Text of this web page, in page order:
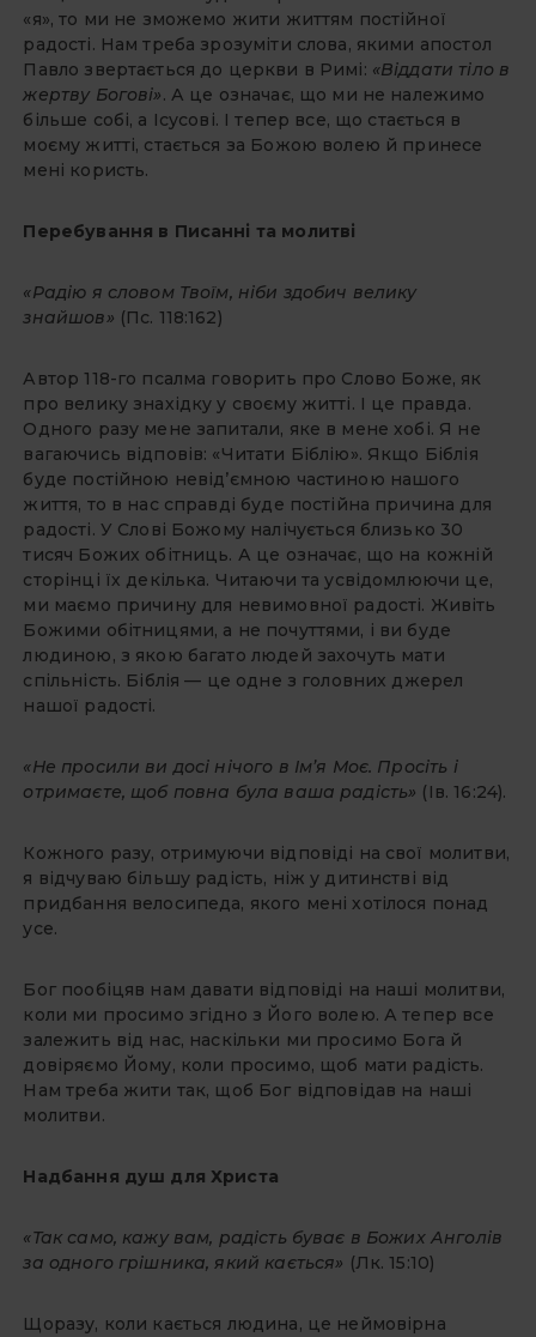
«я», то ми не зможемо жити життям постійної
радості. Нам треба зрозуміти слова, якими апостол
Павло звертається до церкви в Римі: «Віддати тіло в
жертву Богові». А це означає, що ми не належимо
більше собі, а Ісусові. І тепер все, що стається в
моєму житті, стається за Божою волею й принесе
мені користь.
Перебування в Писанні та молитві
«Радію я словом Твоїм, ніби здобич велику
знайшов» (Пс. 118:162)
Автор 118-го псалма говорить про Слово Боже, як
про велику знахідку у своєму житті. І це правда.
Одного разу мене запитали, яке в мене хобі. Я не
вагаючись відповів: «Читати Біблію». Якщо Біблія
буде постійною невід’ємною частиною нашого
життя, то в нас справді буде постійна причина для
радості. У Слові Божому налічується близько 30
тисяч Божих обітниць. А це означає, що на кожній
сторінці їх декілька. Читаючи та усвідомлюючи це,
ми маємо причину для невимовної радості. Живіть
Божими обітницями, а не почуттями, і ви буде
людиною, з якою багато людей захочуть мати
спільність. Біблія — це одне з головних джерел
нашої радості.
«Не просили ви досі нічого в Ім’я Моє. Просіть і
отримаєте, щоб повна була ваша радість» (Ів. 16:24).
Кожного разу, отримуючи відповіді на свої молитви,
я відчуваю більшу радість, ніж у дитинстві від
придбання велосипеда, якого мені хотілося понад
усе.
Бог пообіцяв нам давати відповіді на наші молитви,
коли ми просимо згідно з Його волею. А тепер все
залежить від нас, наскільки ми просимо Бога й
довіряємо Йому, коли просимо, щоб мати радість.
Нам треба жити так, щоб Бог відповідав на наші
молитви.
Надбання душ для Христа
«Так само, кажу вам, радість буває в Божих Анголів
за одного грішника, який кається» (Лк. 15:10)
Щоразу, коли кається людина, це неймовірна